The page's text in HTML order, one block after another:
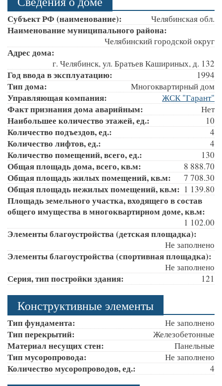
Субъект РФ (наименование): Челябинская обл.
Наименование муниципального района:
Челябинский городской округ
Адрес дома:
г. Челябинск, ул. Братьев Кашириных, д. 132
Год ввода в эксплуатацию: 1994
Тип дома: Многоквартирный дом
Управляющая компания: ЖСК "Гарант"
Факт признания дома аварийным: Нет
Наибольшее количество этажей, ед.: 10
Количество подъездов, ед.: 4
Количество лифтов, ед.: 4
Количество помещений, всего, ед.: 130
Общая площадь дома, всего, кв.м: 8 888.70
Общая площадь жилых помещений, кв.м: 7 708.30
Общая площадь нежилых помещений, кв.м: 1 139.80
Площадь земельного участка, входящего в состав
общего имущества в многоквартирном доме, кв.м:
1 102.00
Элементы благоустройства (детская площадка):
Не заполнено
Элементы благоустройства (спортивная площадка):
Не заполнено
Серия, тип постройки здания: 121
Конструктивные элементы
Тип фундамента: Не заполнено
Тип перекрытий: Железобетонные
Материал несущих стен: Панельные
Тип мусоропровода: Не заполнено
Количество мусоропроводов, ед.: 4